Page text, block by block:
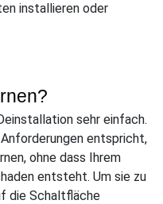
installieren oder
sehr einfach.
entspricht,
ohne dass Ihrem
entsteht. Um sie zu
die Schaltfläche